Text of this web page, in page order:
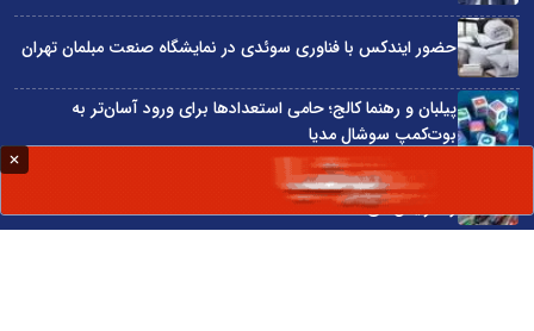
حضور ایندکس با فناوری سوئدی در نمایشگاه صنعت مبلمان تهران
پیلبان و رهنما کالج؛ حامی استعدادها برای ورود آسان‌تر به
بوت‌کمپ سوشال مدیا
واردات مستقیم از چین؛ چگونه حذف واسطه‌ها سود کسب‌وکارها
را افزایش می‌دهد؟